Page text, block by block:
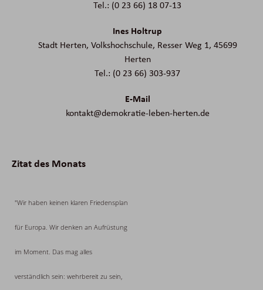
Tel.: (0 23 66) 18 07-13
Ines Holtrup
Stadt Herten, Volkshochschule, Resser Weg 1, 45699
Herten
Tel.: (0 23 66) 303-937
E-Mail
kontakt@demokratie-leben-herten.de
Zitat des Monats
"Wir haben keinen klaren Friedensplan
für Europa. Wir denken an Aufrüstung
im Moment. Das mag alles
verständlich sein: wehrbereit zu sein,